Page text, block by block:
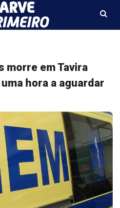
morre em Tavira
hora a aguardar